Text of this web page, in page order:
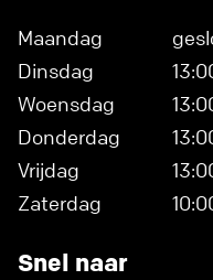
Maandag
Dinsdag
Woensdag
Donderdag
Vrijdag
Zaterdag
Snel naar